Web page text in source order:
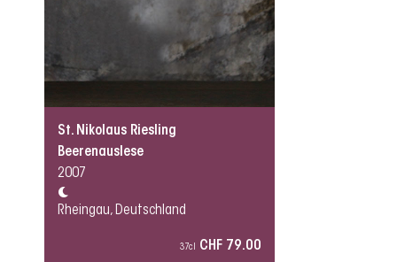
St. Nikolaus Riesling
Beerenauslese
2007
Rheingau, Deutschland
37cl CHF 79.00